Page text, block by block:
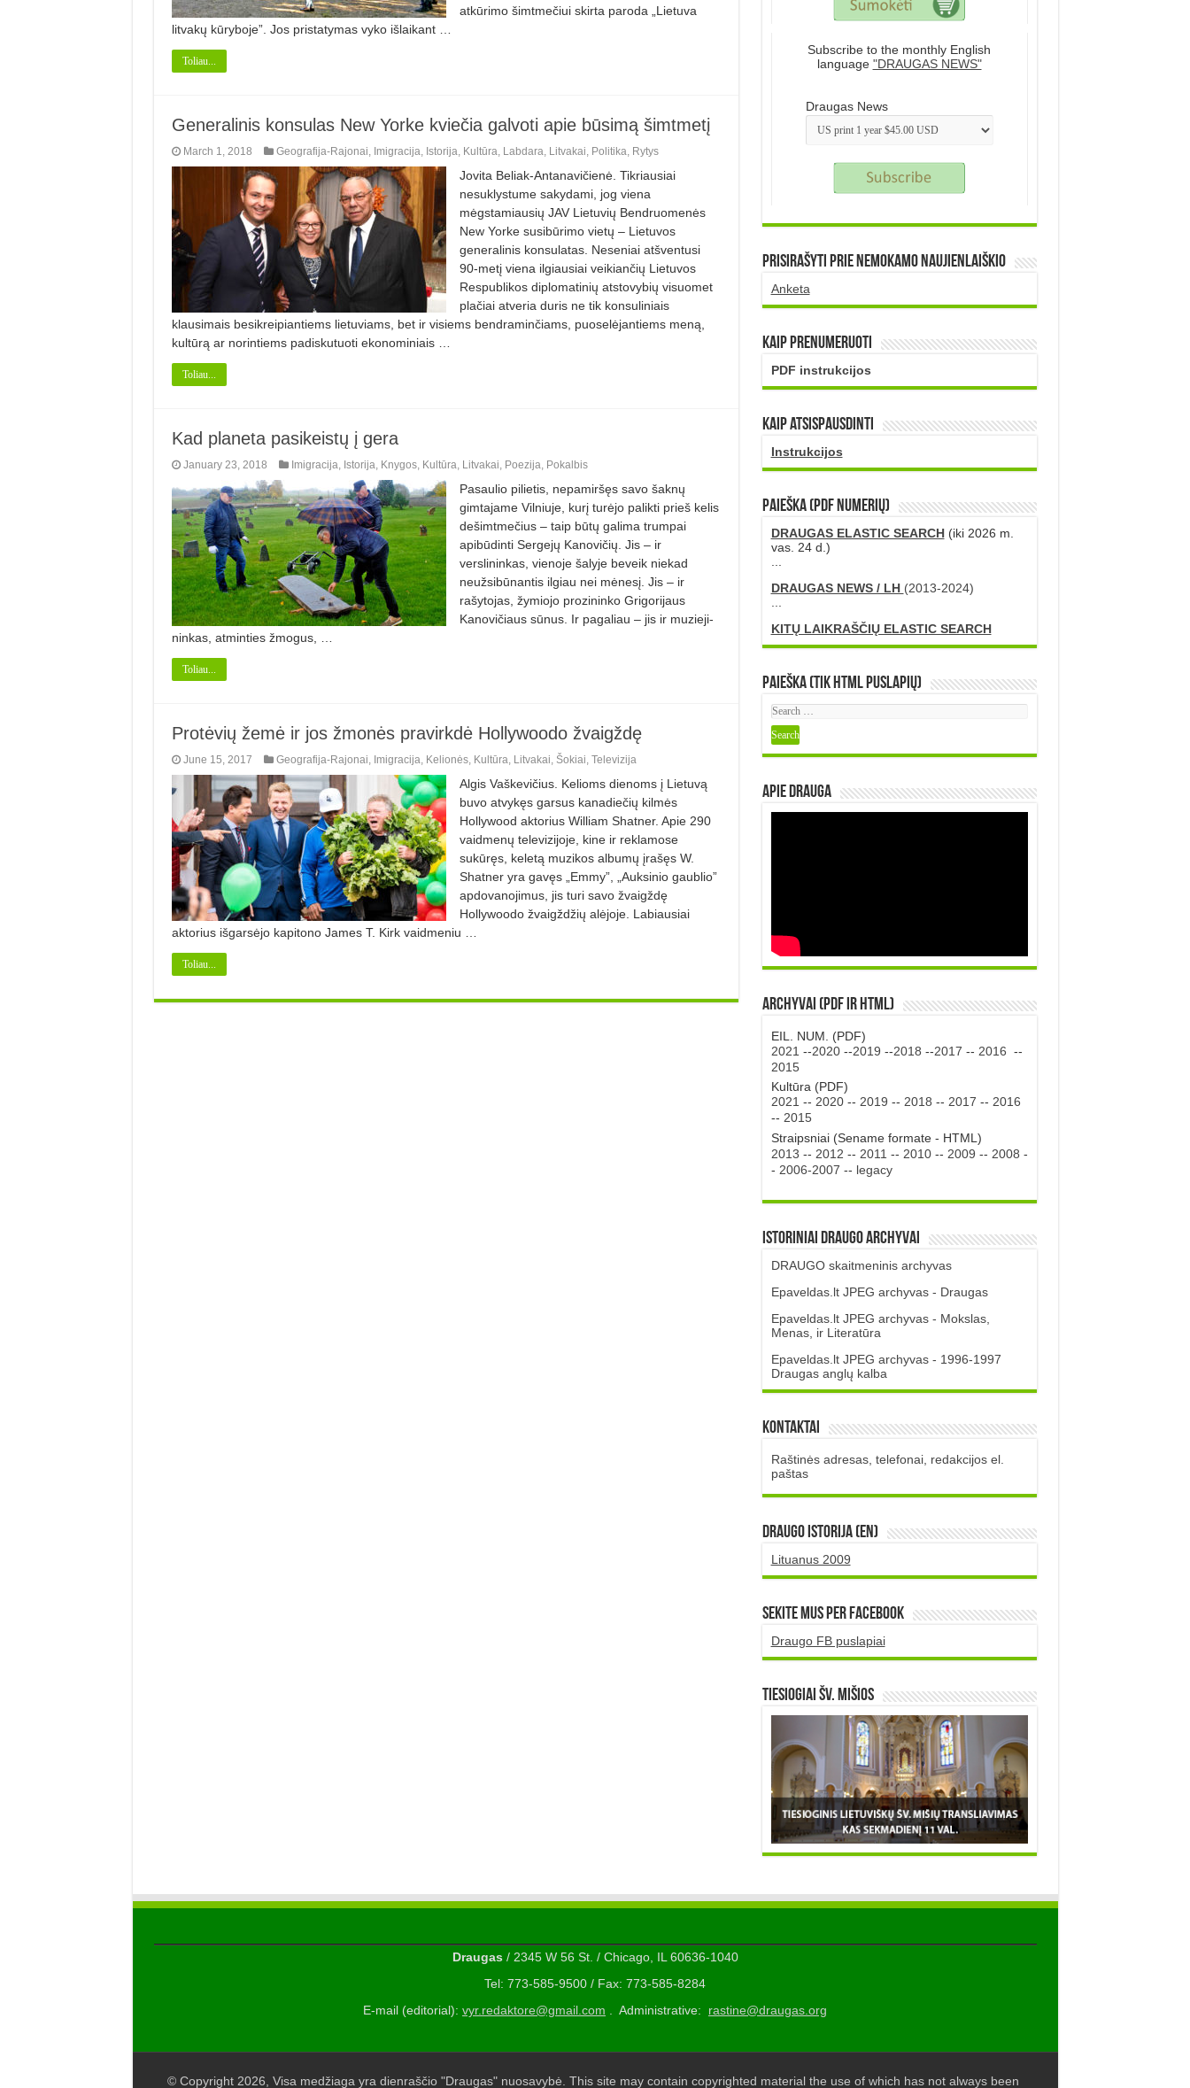
atkūrimo šimtmečiui skirta paroda „Lietuva
litvakų kūryboje”. Jos pristatymas vyko išlaikant …
Toliau...
Generalinis konsulas New Yorke kviečia galvoti apie būsimą šimtmetį
March 1, 2018 Geografija-Rajonai Imigracija Istorija Kultūra Labdara Litvakai Politika Rytys
Jovita Beliak-Antanavičienė. Tikriausiai
nesuklystume sakydami, jog viena
mėgstamiausių JAV Lietuvių Bendruomenės
New Yorke susibūrimo vietų – Lietuvos
generalinis konsulatas. Neseniai atšventusi
90-metį viena ilgiausiai veikiančių Lietuvos
Respublikos diplomatinių atstovybių visuomet
plačiai atveria duris ne tik konsuliniais
klausimais besikreipiantiems lietuviams, bet ir visiems bendraminčiams, puoselėjantiems meną,
kultūrą ar norintiems padiskutuoti ekonominiais …
Toliau...
Kad planeta pasikeistų į gera
January 23, 2018 Imigracija Istorija Knygos, Kultūra Litvakai Poezija Pokalbis
Pasaulio pilietis, nepamiršęs savo šaknų
gimtajame Vilniuje, kurį turėjo palikti prieš kelis
dešimtmečius – taip būtų galima trumpai
apibūdinti Sergejų Kanovičių. Jis – ir
verslininkas, vienoje šalyje beveik niekad
neužsibūnantis ilgiau nei mėnesį. Jis – ir
rašytojas, žymiojo prozininko Grigorijaus
Kanovičiaus sūnus. Ir pagaliau – jis ir muzieji­
ninkas, at­minties žmogus, …
Toliau...
Protėvių žemė ir jos žmonės pravirkdė Hollywoodo žvaigždę
June 15, 2017 Geografija-Rajonai Imigracija Kelionės, Kultūra Litvakai Šokiai Televizija
Algis Vaškevičius. Kelioms dienoms į Lietuvą
buvo atvykęs garsus kanadiečių kilmės
Hollywood aktorius William Shatner. Apie 290
vaidmenų televizijoje, kine ir reklamose
sukūręs, keletą muzikos albumų įrašęs W.
Shatner yra gavęs „Emmy”, „Auksinio gaublio”
apdovanojimus, jis turi savo žvaigždę
Hollywoodo žvaigždžių alėjoje. Labiausiai
aktorius išgarsėjo kapitono James T. Kirk vaidmeniu …
Toliau...
Subscribe to the monthly English
language "DRAUGAS NEWS"
Draugas News
Prisirašyti prie nemokamo naujienlaiškio
Anketa
Kaip prenumeruoti
PDF instrukcijos
Kaip atsispausdinti
Instrukcijos
PAIEŠKA (PDF numerių)
DRAUGAS ELASTIC SEARCH(iki 2026 m.
vas. 24 d.)
...
DRAUGAS NEWS / LH (2013-2024)
...
KITŲ LAIKRAŠČIŲ ELASTIC SEARCH
Paieška (tik HTML puslapių)
Apie DRAUGA
Archyvai (PDF ir HTML)
EIL. NUM. (PDF)
2021 --2020--2019 --2018 --2017 -- 2016 --
2015
Kultūra (PDF)
2021 -- 2020-- 2019 -- 2018 -- 2017 -- 2016
-- 2015
Straipsniai (Sename formate - HTML)
2013 -- 2012 -- 2011 -- 2010-- 2009 -- 2008 -
- 2006-2007 -- legacy
Istoriniai DRAUGO Archyvai
DRAUGO skaitmeninis archyvas
Epaveldas.lt JPEG archyvas - Draugas
Epaveldas.lt JPEG archyvas - Mokslas,
Menas, ir Literatūra
Epaveldas.lt JPEG archyvas - 1996-1997
Draugas anglų kalba
Kontaktai
Raštinės adresas, telefonai, redakcijos el.
paštas
DRAUGO istorija (EN)
Lituanus 2009
Sekite mus per Facebook
Draugo FB puslapiai
TIESIOGIAI šv. MIŠIOS
Draugas/ 2345 W 56 St. / Chicago, IL 60636-1040
Tel: 773-585-9500 / Fax: 773-585-8284
E-mail (editorial): vyr.redaktore@gmail.com . Administrative: rastine@draugas.org
© Copyright 2026, Visa medžiaga yra dienraščio "Draugas" nuosavybė. This site may contain copyrighted material the use of which has not always been